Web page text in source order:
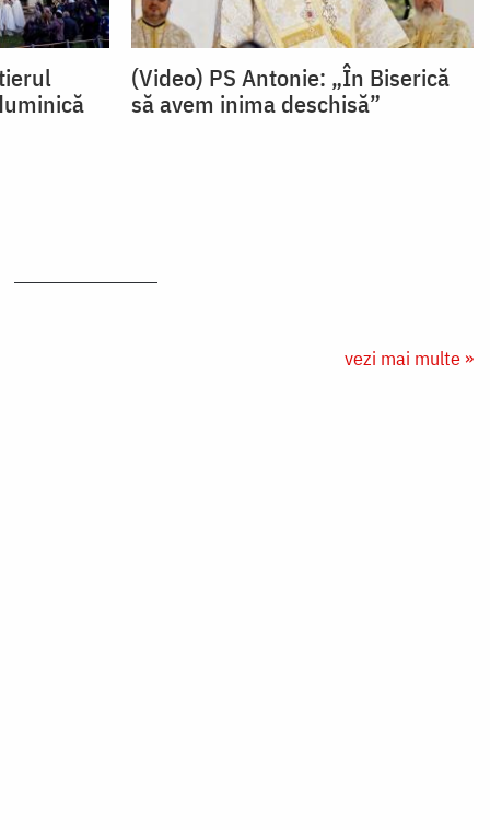
(Video) PS Antonie: „În Biserică
să avem inima deschisă”
vezi mai multe »